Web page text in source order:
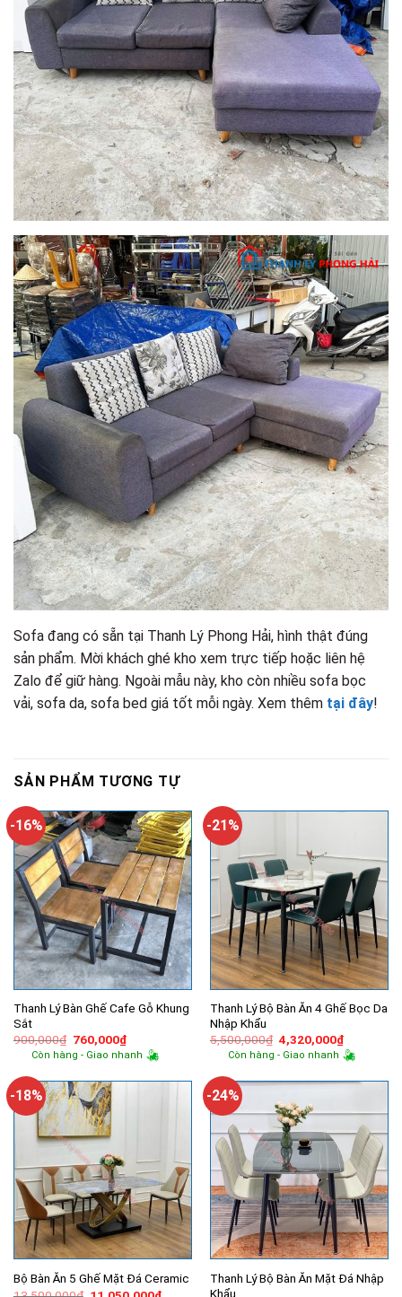
Sofa đang có sẵn tại Thanh Lý Phong Hải, hình thật đúng
sản phẩm. Mời khách ghé kho xem trực tiếp hoặc liên hệ
Zalo để giữ hàng. Ngoài mẫu này, kho còn nhiều sofa bọc
vải, sofa da, sofa bed giá tốt mỗi ngày. Xem thêm tại đây!
SẢN PHẨM TƯƠNG TỰ
-16%
Thanh Lý Bàn Ghế Cafe Gỗ Khung
Sắt
900,000₫ Giá
gốc
là:
760,000₫Giá
hiện
tại
760,000₫.
Còn hàng - Giao nhanh
-21%
Thanh Lý Bộ Bàn Ăn 4 Ghế Bọc Da
Nhập Khẩu
5,500,000₫ Giá
gốc
là:
4,320,000₫Giá
hiện
tại
Còn hàng - Giao nhanh
-18%
Bộ Bàn Ăn 5 Ghế Mặt Đá Ceramic
Giá Giá
-24%
Thanh Lý Bộ Bàn Ăn Mặt Đá Nhập
Khẩu